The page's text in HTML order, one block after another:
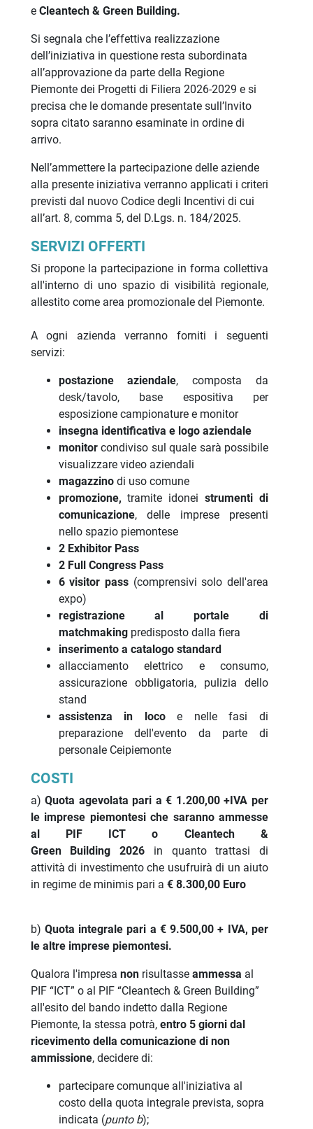
e Cleantech & Green Building.
Si segnala che l’effettiva realizzazione
dell’iniziativa in questione resta subordinata
all’approvazione da parte della Regione
Piemonte dei Progetti di Filiera 2026-2029 e si
precisa che le domande presentate sull’Invito
sopra citato saranno esaminate in ordine di
arrivo.
Nell’ammettere la partecipazione delle aziende
alla presente iniziativa verranno applicati i criteri
previsti dal nuovo Codice degli Incentivi di cui
all’art. 8, comma 5, del D.Lgs. n. 184/2025.
SERVIZI OFFERTI
Si propone la partecipazione in forma collettiva
all'interno di uno spazio di visibilità regionale,
allestito come area promozionale del Piemonte.
A ogni azienda verranno forniti i seguenti
servizi:
postazione aziendale, composta da
desk/tavolo, base espositiva per
esposizione campionature e monitor
insegna identificativa e logo aziendale
monitorcondiviso sul quale sarà possibile
visualizzare video aziendali
magazzinodi uso comune
promozione,tramite idonei strumenti di
comunicazione, delle imprese presenti
nello spazio piemontese
2 Exhibitor Pass
2 Full Congress Pass
6 visitor pass(comprensivi solo dell'area
expo)
registrazione al portale di
matchmaking predisposto dalla fiera
inserimento a catalogo standard
allacciamento elettrico e consumo,
assicurazione obbligatoria, pulizia dello
stand
assistenza in locoe nelle fasi di
preparazione dell'evento da parte di
personale Ceipiemonte
COSTI
a)Quota agevolata pari a € 1.200,00 +IVA per
le imprese piemontesi che saranno ammesse
al PIF ICT o Cleantech &
Green Building 2026 in quanto trattasi di
attività di investimento che usufruirà di un aiuto
in regime de minimis pari a € 8.300,00 Euro
b) Quota integrale pari a € 9.500,00 + IVA, per
le altre imprese piemontesi.
Qualora l'impresa non risultasse ammessa al
PIF “ICT” o al PIF “Cleantech & Green Building”
all'esito del bando indetto dalla Regione
Piemonte, la stessa potrà, entro 5 giorni dal
ricevimento della comunicazione di non
ammissione, decidere di:
partecipare comunque all'iniziativa al
costo della quota integrale prevista, sopra
indicata (punto b);